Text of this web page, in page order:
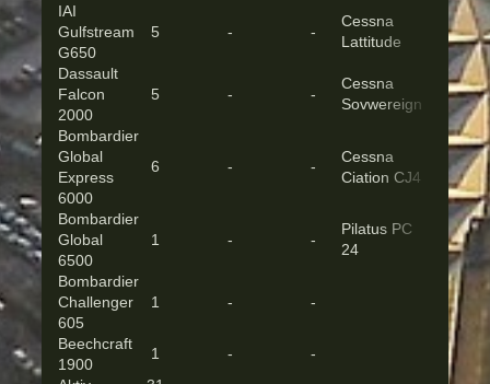
IAI
Gulfstream
G650
5 - -
Cessna
Lattitude
Dassault
Falcon
2000
5 - -
Cessna
Sovwereign
Bombardier
Global
Express
6000
6 - -
Cessna
Ciation CJ4
Bombardier
Global
6500
1 - -
Pilatus PC
24
Bombardier
Challenger
605
1 - -
Beechcraft
1900
1 -
-